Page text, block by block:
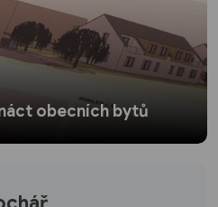
obecních bytů